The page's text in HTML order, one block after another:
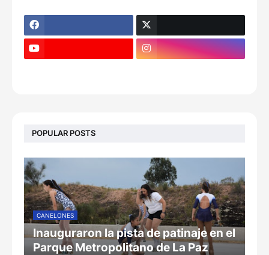
POPULAR POSTS
CANELONES
Inauguraron la pista de patinaje en el
Parque Metropolitano de La Paz